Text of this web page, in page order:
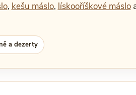
, kešu máslo, lískooříškové máslo
a dezerty